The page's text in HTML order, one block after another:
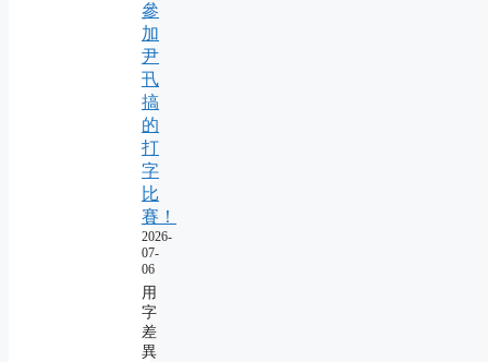
參
加
尹
卂
搞
的
打
字
比
賽！
2026-
07-
06
用
字
差
異